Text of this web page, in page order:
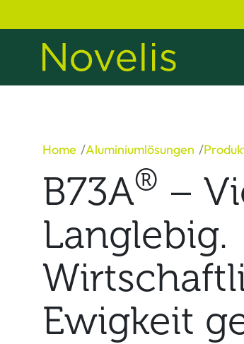
Home Aluminiumlösungen
B73A® –
Langlebig.
Ewigkeit